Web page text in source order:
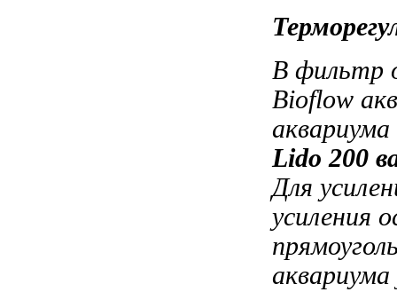
В фильтр
Bioflow
аквариума
Lido 200
Для
усиления